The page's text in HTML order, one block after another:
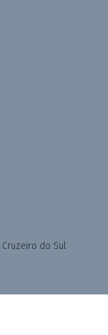
do Sul